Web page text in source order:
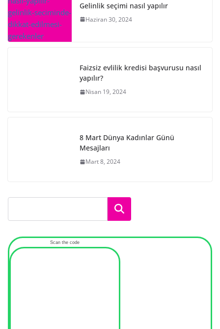
Gelinlik seçimi nasıl yapılır
Haziran 30, 2024
Faizsiz evlilik kredisi başvurusu nasıl
yapılır?
Nisan 19, 2024
8 Mart Dünya Kadınlar Günü
Mesajları
Mart 8, 2024
Ara
Scan the code